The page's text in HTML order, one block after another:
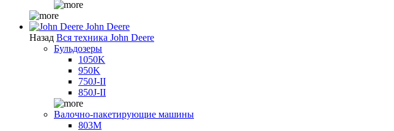
John Deere
Назад Вся техника John Deere
Бульдозеры
1050K
950K
750J-II
850J-II
Валочно-пакетирующие машины
803M